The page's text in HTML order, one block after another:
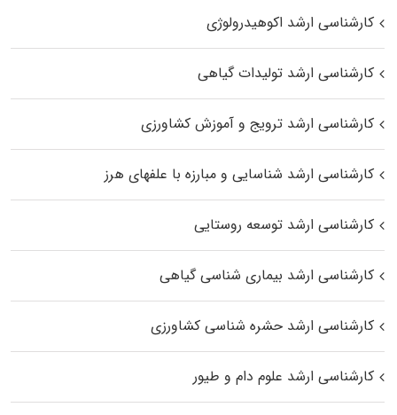
کارشناسی ارشد اکوهیدرولوژی
کارشناسی ارشد تولیدات گیاهی
کارشناسی ارشد ترویج و آموزش کشاورزی
کارشناسی ارشد شناسایی و مبارزه با علفهای هرز
کارشناسی ارشد توسعه روستایی
کارشناسی ارشد بیماری‌ شناسی گیاهی
کارشناسی ارشد حشره‌ شناسی کشاورزی
کارشناسی ارشد علوم دام و طیور